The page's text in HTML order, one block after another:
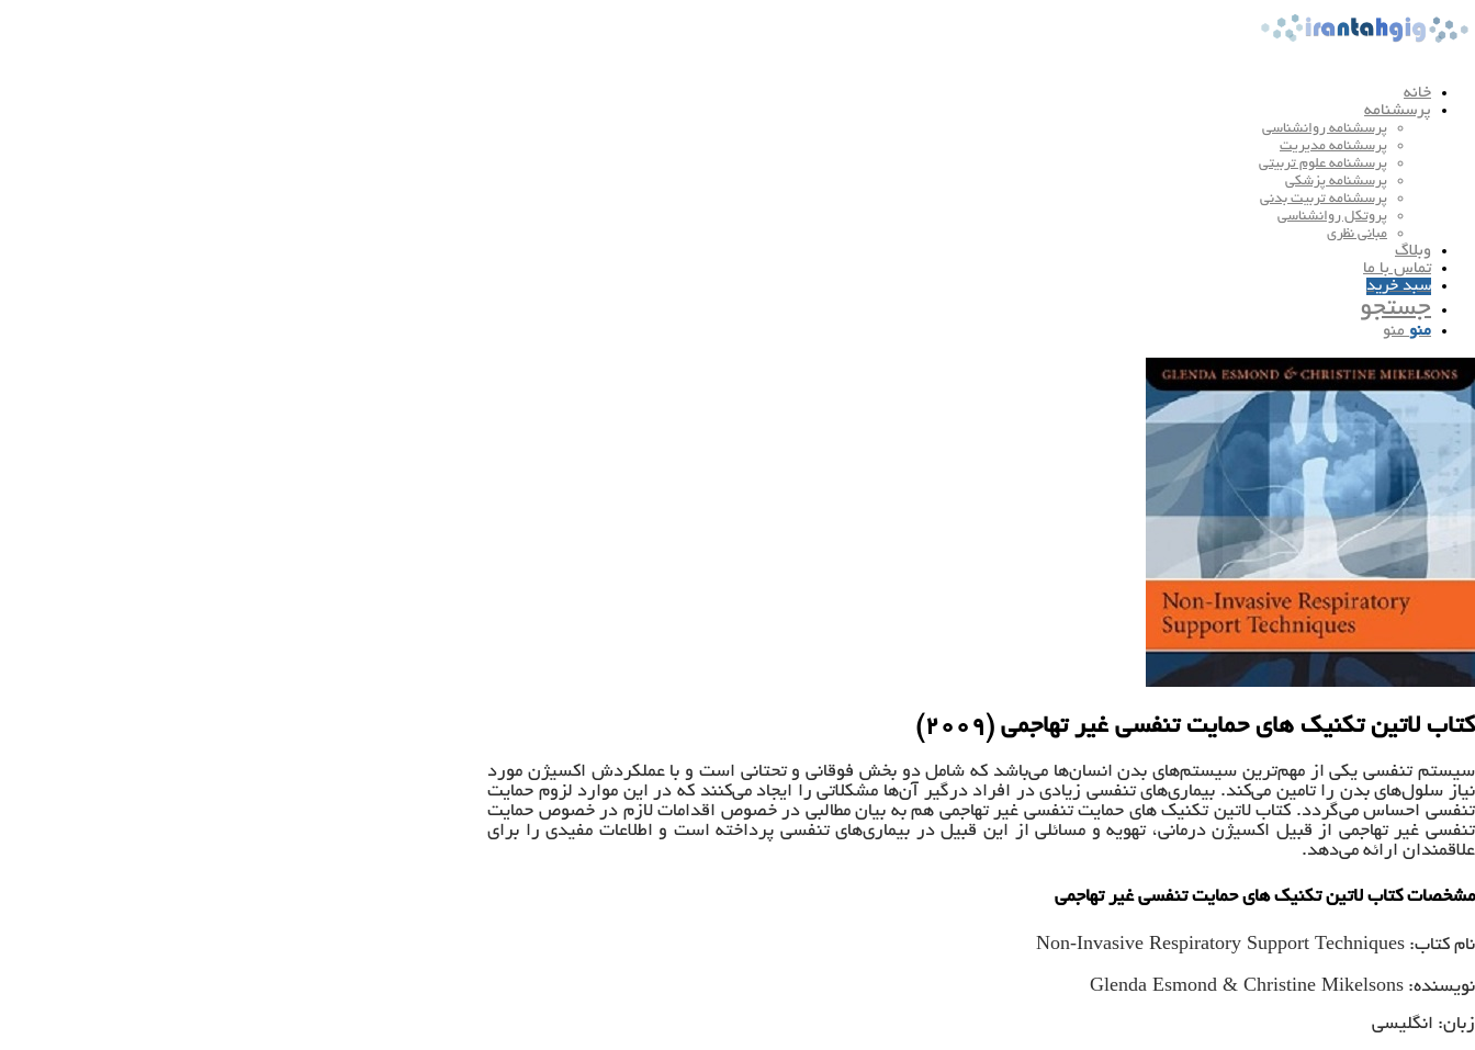
خانه
پرسشنامه
پرسشنامه روانشناسی
پرسشنامه مدیریت
پرسشنامه علوم تربیتی
پرسشنامه پزشکی
پرسشنامه تربیت بدنی
پروتکل روانشناسی
مبانی نظری
وبلاگ
تماس با ما
سبد خرید
جستجو
منو منو
کتاب لاتین تکنیک های حمایت تنفسی غیر تهاجمی (۲۰۰۹)
سیستم تنفسی یکی از مهم‌ترین سیستم‌های بدن انسان‌ها می‌باشد که شامل دو بخش فوقانی و تحتانی است و با عملکردش اکسیژن مورد
نیاز سلول‌های بدن را تامین می‌کند. بیماری‌های تنفسی زیادی در افراد درگیر آن‌ها مشکلاتی را ایجاد می‌کنند که در این موارد لزوم حمایت
تنفسی احساس می‌گردد. کتاب لاتین تکنیک های حمایت تنفسی غیر تهاجمی هم به بیان مطالبی در خصوص اقدامات لازم در خصوص حمایت
تنفسی غیر تهاجمی از قبیل اکسیژن درمانی، تهویه و مسائلی از این قبیل در بیماری‌های تنفسی پرداخته است و اطلاعات مفیدی را برای
علاقمندان ارائه می‌دهد.
مشخصات کتاب لاتین تکنیک های حمایت تنفسی غیر تهاجمی
نام کتاب: Non-Invasive Respiratory Support Techniques
نویسنده: Glenda Esmond & Christine Mikelsons
زبان: انگلیسی